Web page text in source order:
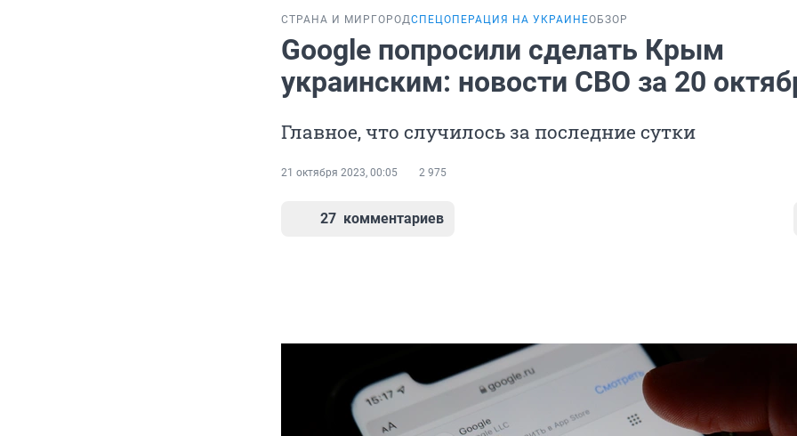
СТРАНА И МИР ГОРОДСПЕЦОПЕРАЦИЯ НА УКРАИНЕОБЗОР
Google попросили сделать Крым
украинским: новости СВО за 20
Главное, что случилось за последние сутки
21 октября 2023, 00:05 2 975
27 комментариев